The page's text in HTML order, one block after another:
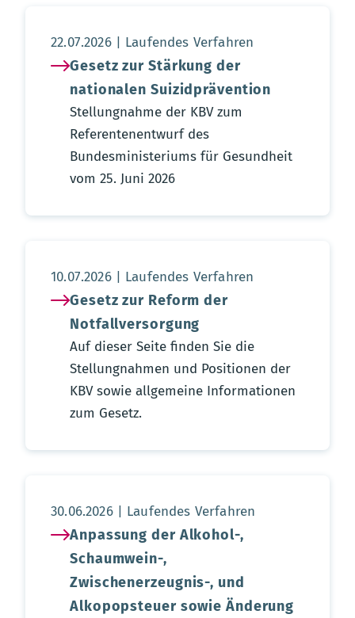
Aktualisierungsdatum:
22.07.2026 Laufendes Verfahren
Gesetz zur Stärkung der
nationalen Suizidprävention
Stellungnahme der KBV zum
Referentenentwurf des
Bundesministeriums für Gesundheit
vom 25. Juni 2026
Aktualisierungsdatum:
10.07.2026 Laufendes Verfahren
Gesetz zur Reform der
Notfallversorgung
Auf dieser Seite finden Sie die
Stellungnahmen und Positionen der
KBV sowie allgemeine Informationen
zum Gesetz.
Aktualisierungsdatum:
30.06.2026 Laufendes Verfahren
Anpassung der Alkohol-,
Schaumwein-,
Zwischenerzeugnis-, und
Alkopopsteuer sowie Änderung